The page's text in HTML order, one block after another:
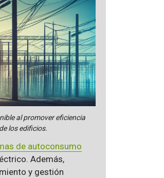
al promover eficiencia
los edificios.
de autoconsumo
Además,
y gestión